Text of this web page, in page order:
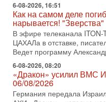
6-08-2026, 16:51
Как на самом деле
нарывается!
В эфире телеканала
ЦАХАЛа в отставке,
Ведет программу
6-08-2026, 08:20
«Дракон» усилил ВМС
06/08/2026
Германия передала